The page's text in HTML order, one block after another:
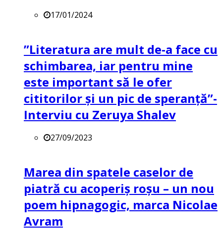
17/01/2024
”Literatura are mult de-a face cu
schimbarea, iar pentru mine
este important să le ofer
cititorilor și un pic de speranță”-
Interviu cu Zeruya Shalev
27/09/2023
Marea din spatele caselor de
piatră cu acoperiș roșu – un nou
poem hipnagogic, marca Nicolae
Avram